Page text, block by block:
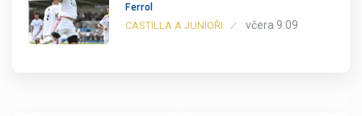
Ferrol
CASTILLA A JUNIOŘI včera 9:09